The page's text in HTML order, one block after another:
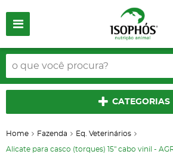
CATEGORIAS
Home Fazenda Eq. Veterinários
Alicate para casco (torques) 15" cabo vinil -